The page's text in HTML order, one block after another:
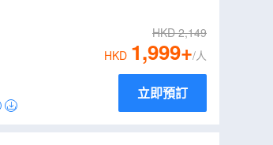
HKD2,149
HKD 1,999+/人
立即預訂